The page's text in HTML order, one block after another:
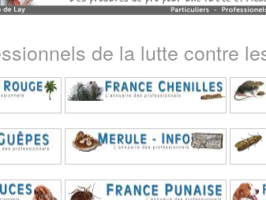
de la lutte contre